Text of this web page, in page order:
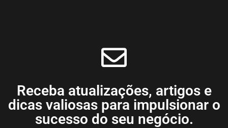
Receba atualizações, artigos e
dicas valiosas para impulsionar o
sucesso do seu negócio.